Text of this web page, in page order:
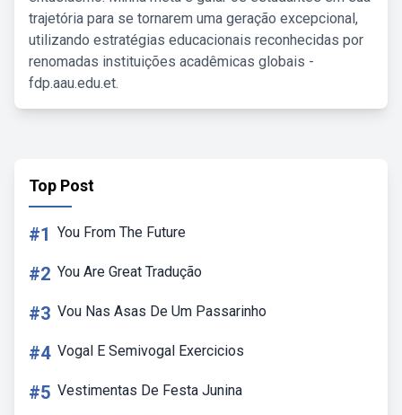
trajetória para se tornarem uma geração excepcional,
utilizando estratégias educacionais reconhecidas por
renomadas instituições acadêmicas globais -
fdp.aau.edu.et.
Top Post
#1 You From The Future
#2 You Are Great Tradução
#3 Vou Nas Asas De Um Passarinho
#4 Vogal E Semivogal Exercicios
#5 Vestimentas De Festa Junina